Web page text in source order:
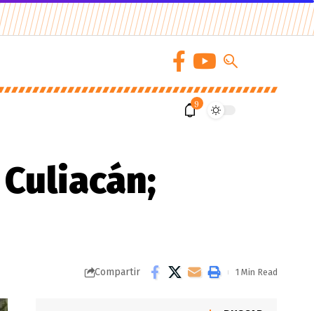
9
Compartir 1 Min Read